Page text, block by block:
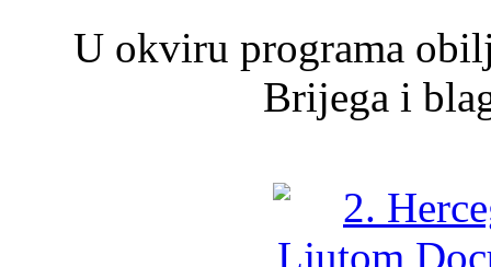
U okviru programa
Brijega i